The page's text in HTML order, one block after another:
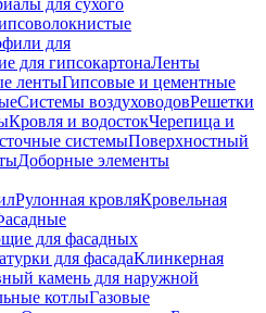
для сухого
для
для гипсокартонаЛенты
лентыГипсовые и цементные
Системы воздуховодовРешетки
Кровля и водостокЧерепица и
системыПоверхностный
Доборные элементы
Рулонная кровляКровельная
для фасадных
для фасадаКлинкерная
камень для наружной
котлыГазовые